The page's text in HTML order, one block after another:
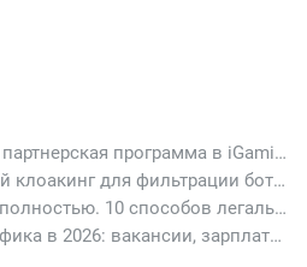
PIN-UP Partners: ведущая партнерская программа в iGaming
Cloaking House: облачный клоакинг для фильтрации ботов FB и Google Ads — гайд PHP-интеграции 2026
Ломай авторское право полностью. 10 способов легально добавить любимый трек в свой креатив
Карьера в арбитраже трафика в 2026: вакансии, зарплаты и как начать